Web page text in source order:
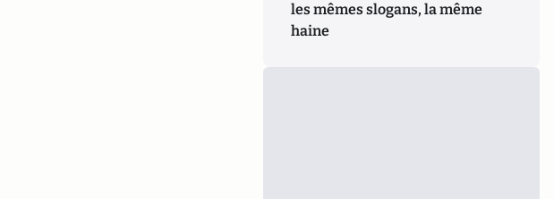
les mêmes slogans, la même
haine